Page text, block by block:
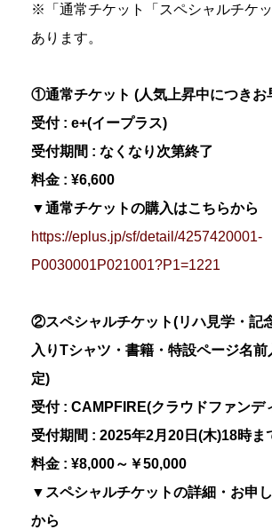
※「通常チケット「スペシャルチケ
あります。
①通常チケット (人気上昇中につきお
受付 : e+(イープラス)
受付期間 : なくなり次第終了
料金 : ¥6,600
▼通常チケットの購入はこちらから
https://eplus.jp/sf/detail/4257420001-
P0030001P021001?P1=1221
②スペシャルチケット(リハ見学・記
入りTシャツ・書籍・特設ページ名
定)
受付 : CAMPFIRE(クラウドファンデ
受付期間 : 2025年2月20日(木)18時ま
料金 : ¥8,000～￥50,000
▼スペシャルチケットの詳細・お申
から